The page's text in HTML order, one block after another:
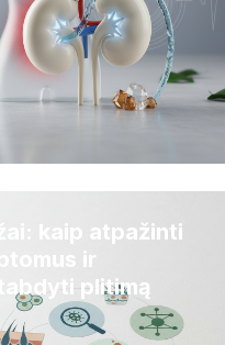
kaip atpažinti
ir
plitimą